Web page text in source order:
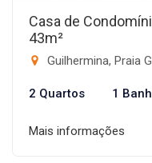
Casa de
43m²
Guilhermina, Praia
2 Quartos 1
Mais informações